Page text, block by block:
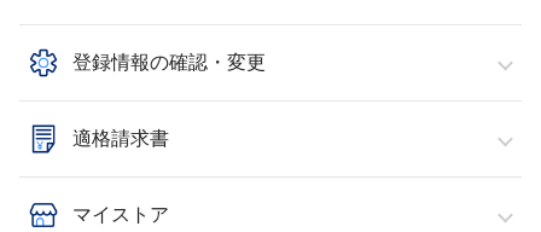
登録情報の確認・変更
適格請求書
マイストア